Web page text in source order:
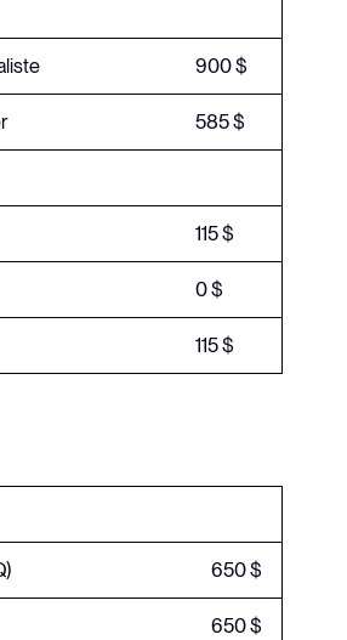
900 $
585 $
115 $
0 $
115 $
650 $
650 $